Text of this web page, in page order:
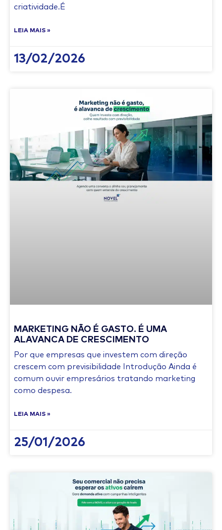
criatividade.É
LEIA MAIS »
13/02/2026
MARKETING NÃO É GASTO. É UMA
ALAVANCA DE CRESCIMENTO
Por que empresas que investem com direção
crescem com previsibilidade Introdução Ainda é
comum ouvir empresários tratando marketing
como despesa.
LEIA MAIS »
25/01/2026